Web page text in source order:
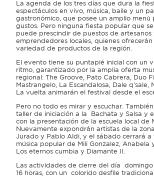
La agenda de los tres días que dura la
espectáculos en vivo, música, baile y un
gastronómico, que posee un amplio menú
gustos. Pero ninguna fiesta popular que
puede prescindir de puestos de artesanos
emprendedores locales, quienes ofrecerán
variedad de productos de la región.
El evento tiene su puntapié inicial con un
ritmo, garantizado por la amplia oferta
regional: The Groove, Pato Cabrera, Duo
Mastrangelo, La Escandalosa, Dale q’sale,
La vuelta animarán el festival desde el
Pero no todo es mirar y escuchar.
taller de iniciación a la Bachata y Salsa y
con la presentación de la escuela local de
Nuevamente expondrán artistas de la
Jurado y Pablo Aldi, y el sábado cerrará a
música popular de Mili Gonzalez, Anabela
Los eternos cumbia y Diamante II.
Las actividades de cierre del día domingo
16 horas, con un colorido desfile